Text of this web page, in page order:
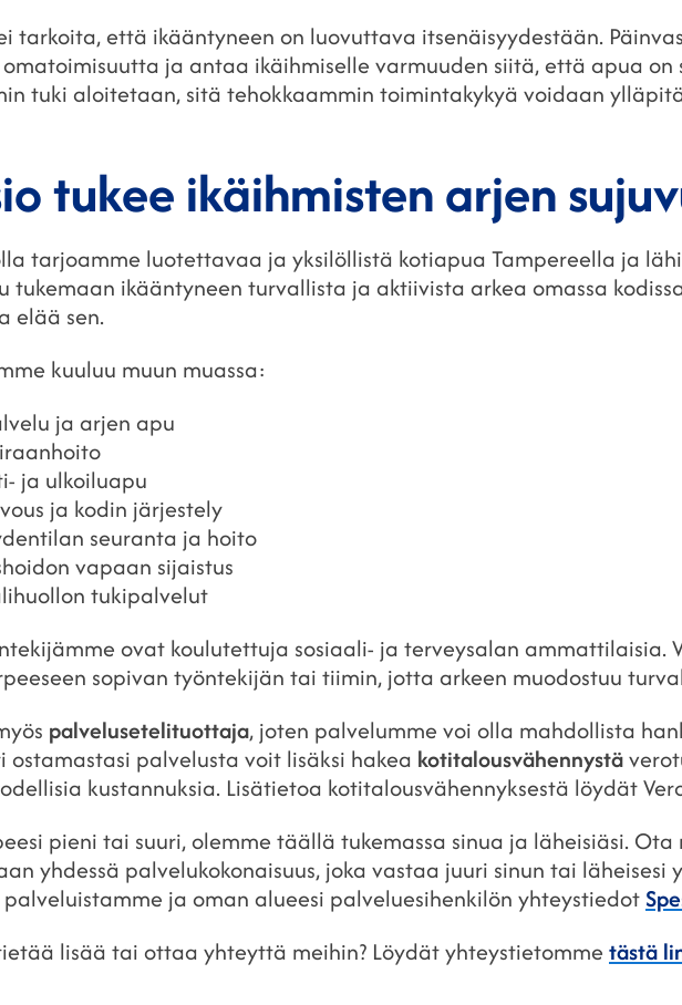
tarkoita, että ikääntyneen on luovuttava itsenäisyydestään.
ja antaa ikäihmiselle varmuuden siitä, että apua
tuki aloitetaan, sitä tehokkaammin toimintakykyä voidaan
tukee ikäihmisten arjen
tarjoamme luotettavaa ja yksilöllistä kotiapua Tampereella ja
tukemaan ikääntyneen turvallista ja aktiivista arkea omassa
elää sen.
kuuluu muun muassa:
ja arjen apu
ja ulkoiluapu
ja kodin järjestely
seuranta ja hoito
vapaan sijaistus
tukipalvelut
ovat koulutettuja sosiaali- ja terveysalan ammattilaisia.
sopivan työntekijän tai tiimin, jotta arkeen muodostuu
palvelusetelituottaja, joten palvelumme voi olla mahdollista
ostamastasi palvelusta voit lisäksi hakea kotitalousvähennystä
kustannuksia. Lisätietoa kotitalousvähennyksestä löydät
pieni tai suuri, olemme täällä tukemassa sinua ja läheisiäsi.
yhdessä palvelukokonaisuus, joka vastaa juuri sinun tai läheisesi
ja oman alueesi palveluesihenkilön yhteystiedot
lisää tai ottaa yhteyttä meihin? Löydät yhteystietomme tästä